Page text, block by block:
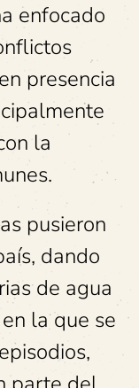
enfocado
presencia
la
pusieron
dando
de agua
la que se